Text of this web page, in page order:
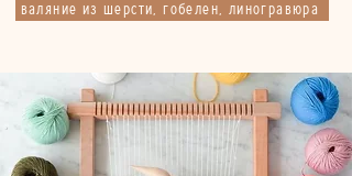
валяние из шерсти, гобелен, линогравюра